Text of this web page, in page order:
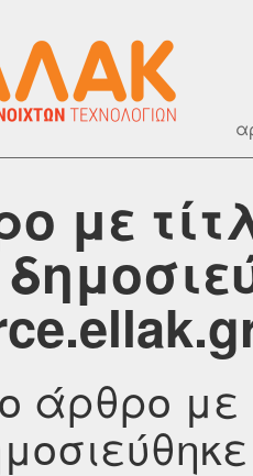
με
άρθρο με